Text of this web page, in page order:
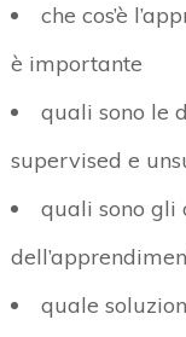
che cos’è
è importante
quali sono le
supervised e
quali sono gli
quale